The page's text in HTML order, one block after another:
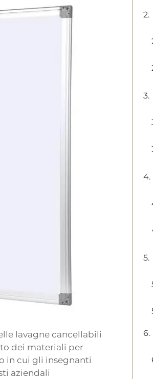
lavagne cancellabili
dei materiali per
in cui gli insegnanti
aziendali